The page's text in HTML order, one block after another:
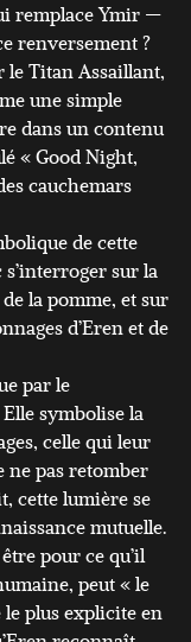
remplace Ymir —
renversement ?
Titan Assaillant,
une simple
dans un contenu
« Good Night,
cauchemars
de cette
sur la
la pomme, et sur
d’Eren et de
par le
symbolise la
celle qui leur
pas retomber
cette lumière se
mutuelle.
pour ce qu’il
peut « le
le plus explicite en